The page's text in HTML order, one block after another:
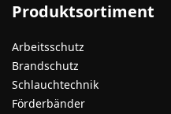
Produktsortiment
Arbeitsschutz
Brandschutz
Schlauchtechnik
Förderbänder